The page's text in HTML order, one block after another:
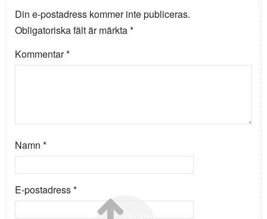
Din e-postadress kommer inte publiceras.
Obligatoriska fält är märkta*
Kommentar*
Namn *
E-postadress*